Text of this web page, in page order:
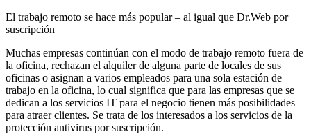
El trabajo remoto se hace más popular – al igual que Dr.Web por
suscripción
Muchas empresas continúan con el modo de trabajo remoto fuera de
la oficina, rechazan el alquiler de alguna parte de locales de sus
oficinas o asignan a varios empleados para una sola estación de
trabajo en la oficina, lo cual significa que para las empresas que se
dedican a los servicios IT para el negocio tienen más posibilidades
para atraer clientes. Se trata de los interesados a los servicios de la
protección antivirus por suscripción.